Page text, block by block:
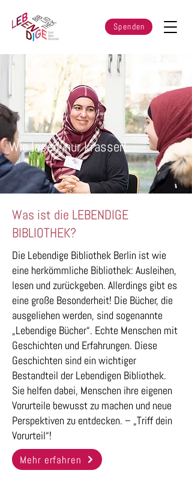
Spenden
Wie lesen, nur krasser!
Was ist die LEBENDIGE
BIBLIOTHEK?
Die Lebendige Bibliothek Berlin ist wie
eine herkömmliche Bibliothek: Ausleihen,
lesen und zurückgeben. Allerdings gibt es
eine große Besonderheit! Die Bücher, die
ausgeliehen werden, sind sogenannte
„Lebendige Bücher“. Echte Menschen mit
Geschichten und Erfahrungen. Diese
Geschichten sind ein wichtiger
Bestandteil der Lebendigen Bibliothek.
Sie helfen dabei, Menschen ihre eigenen
Vorurteile bewusst zu machen und neue
Perspektiven zu entdecken. – „Triff dein
Vorurteil“!
Mehr erfahren